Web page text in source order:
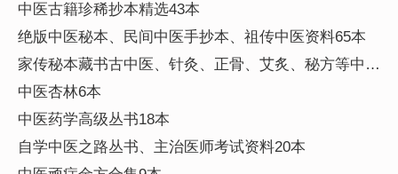
中医古籍珍稀抄本精选43本
绝版中医秘本、民间中医手抄本、祖传中医资料65本
家传秘本藏书古中医、针灸、正骨、艾炙、秘方等中医
资料245本
中医杏林6本
中医药学高级丛书18本
自学中医之路丛书、主治医师考试资料20本